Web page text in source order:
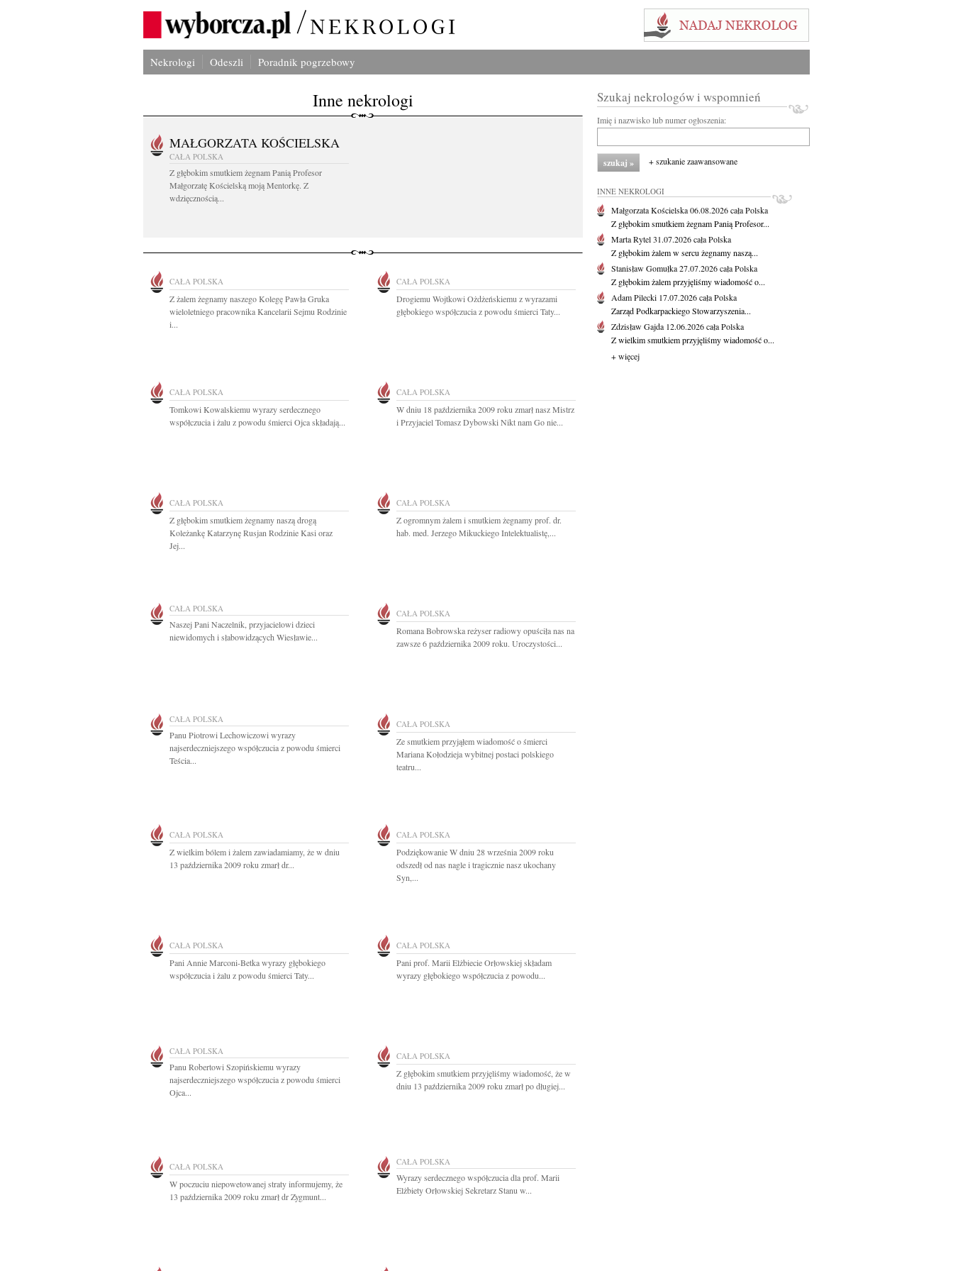
Nekrologi Odeszli Poradnik pogrzebowy
Inne nekrologi
MAŁGORZATA KOŚCIELSKA
CAŁA POLSKA
Z głębokim smutkiem żegnam Panią Profesor
Małgorzatę Kościelską moją Mentorkę. Z
wdzięcznością...
CAŁA POLSKA
Z żalem żegnamy naszego Kolegę Pawła Gruka
wieloletniego pracownika Kancelarii Sejmu Rodzinie
i...
CAŁA POLSKA
Drogiemu Wojtkowi Ożdżeńskiemu z wyrazami
głębokiego współczucia z powodu śmierci Taty...
CAŁA POLSKA
Tomkowi Kowalskiemu wyrazy serdecznego
współczucia i żalu z powodu śmierci Ojca składają...
CAŁA POLSKA
W dniu 18 października 2009 roku zmarł nasz Mistrz
i Przyjaciel Tomasz Dybowski Nikt nam Go nie...
CAŁA POLSKA
Z głębokim smutkiem żegnamy naszą drogą
Koleżankę Katarzynę Rusjan Rodzinie Kasi oraz
Jej...
CAŁA POLSKA
Z ogromnym żalem i smutkiem żegnamy prof. dr.
hab. med. Jerzego Mikuckiego Intelektualistę,...
CAŁA POLSKA
Naszej Pani Naczelnik, przyjacielowi dzieci
niewidomych i słabowidzących Wiesławie...
CAŁA POLSKA
Romana Bobrowska reżyser radiowy opuściła nas na
zawsze 6 października 2009 roku. Uroczystości...
CAŁA POLSKA
Panu Piotrowi Lechowiczowi wyrazy
najserdeczniejszego współczucia z powodu śmierci
Teścia...
CAŁA POLSKA
Ze smutkiem przyjąłem wiadomość o śmierci
Mariana Kołodzieja wybitnej postaci polskiego
teatru...
CAŁA POLSKA
Z wielkim bólem i żalem zawiadamiamy, że w dniu
13 października 2009 roku zmarł dr...
CAŁA POLSKA
Podziękowanie W dniu 28 września 2009 roku
odszedł od nas nagle i tragicznie nasz ukochany
Syn,...
CAŁA POLSKA
Pani Annie Marconi-Betka wyrazy głębokiego
współczucia i żalu z powodu śmierci Taty...
CAŁA POLSKA
Pani prof. Marii Elżbiecie Orłowskiej składam
wyrazy głębokiego współczucia z powodu...
CAŁA POLSKA
Panu Robertowi Szopińskiemu wyrazy
najserdeczniejszego współczucia z powodu śmierci
Ojca...
CAŁA POLSKA
Z głębokim smutkiem przyjęliśmy wiadomość, że w
dniu 13 października 2009 roku zmarł po długiej...
CAŁA POLSKA
W poczuciu niepowetowanej straty informujemy, że
13 października 2009 roku zmarł dr Zygmunt...
CAŁA POLSKA
Wyrazy serdecznego współczucia dla prof. Marii
Elżbiety Orłowskiej Sekretarz Stanu w...
Szukaj nekrologów i wspomnień
Imię i nazwisko lub numer ogłoszenia:
+ szukanie zaawansowane
INNE NEKROLOGI
Małgorzata Kościelska06.08.2026cała Polska
Z głębokim smutkiem żegnam Panią Profesor...
Marta Rytel31.07.2026cała Polska
Z głębokim żalem w sercu żegnamy naszą...
Stanisław Gomułka27.07.2026cała Polska
Z głębokim żalem przyjęliśmy wiadomość o...
Adam Pilecki 17.07.2026cała Polska
Zarząd Podkarpackiego Stowarzyszenia...
Zdzisław Gajda 12.06.2026cała Polska
Z wielkim smutkiem przyjęliśmy wiadomość o...
+ więcej